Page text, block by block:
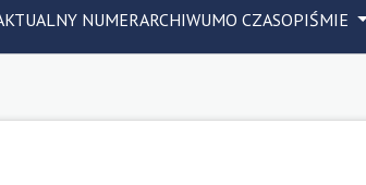
NUMERARCHIWUMO CZASOPIŚMIE